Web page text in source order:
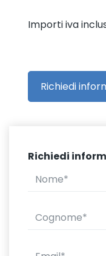
Importi iva
Richiedi
Richiedi